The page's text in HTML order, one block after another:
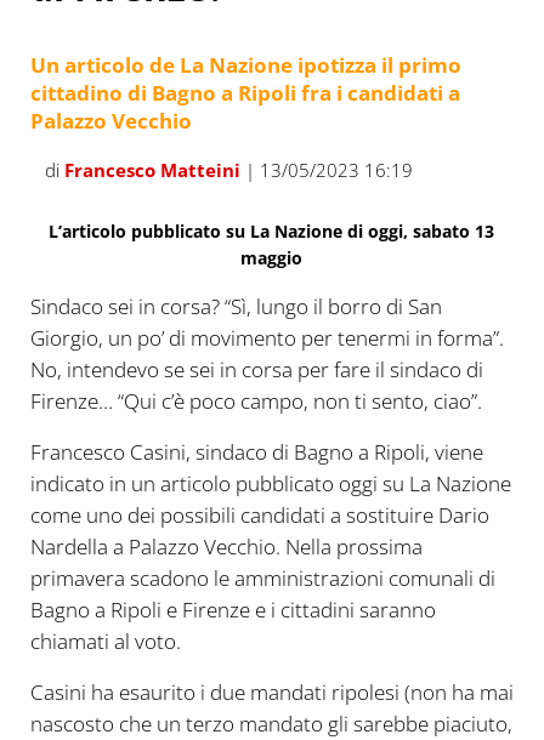
Un articolo de La Nazione ipotizza il primo
cittadino di Bagno a Ripoli fra i candidati a
Palazzo Vecchio
di Francesco Matteini | 13/05/2023 16:19
L’articolo pubblicato su La Nazione di oggi, sabato 13
maggio
Sindaco sei in corsa? “Sì, lungo il borro di San
Giorgio, un po’ di movimento per tenermi in forma”.
No, intendevo se sei in corsa per fare il sindaco di
Firenze… “Qui c’è poco campo, non ti sento, ciao”.
Francesco Casini, sindaco di Bagno a Ripoli, viene
indicato in un articolo pubblicato oggi su La Nazione
come uno dei possibili candidati a sostituire Dario
Nardella a Palazzo Vecchio. Nella prossima
primavera scadono le amministrazioni comunali di
Bagno a Ripoli e Firenze e i cittadini saranno
chiamati al voto.
Casini ha esaurito i due mandati ripolesi (non ha mai
nascosto che un terzo mandato gli sarebbe piaciuto,